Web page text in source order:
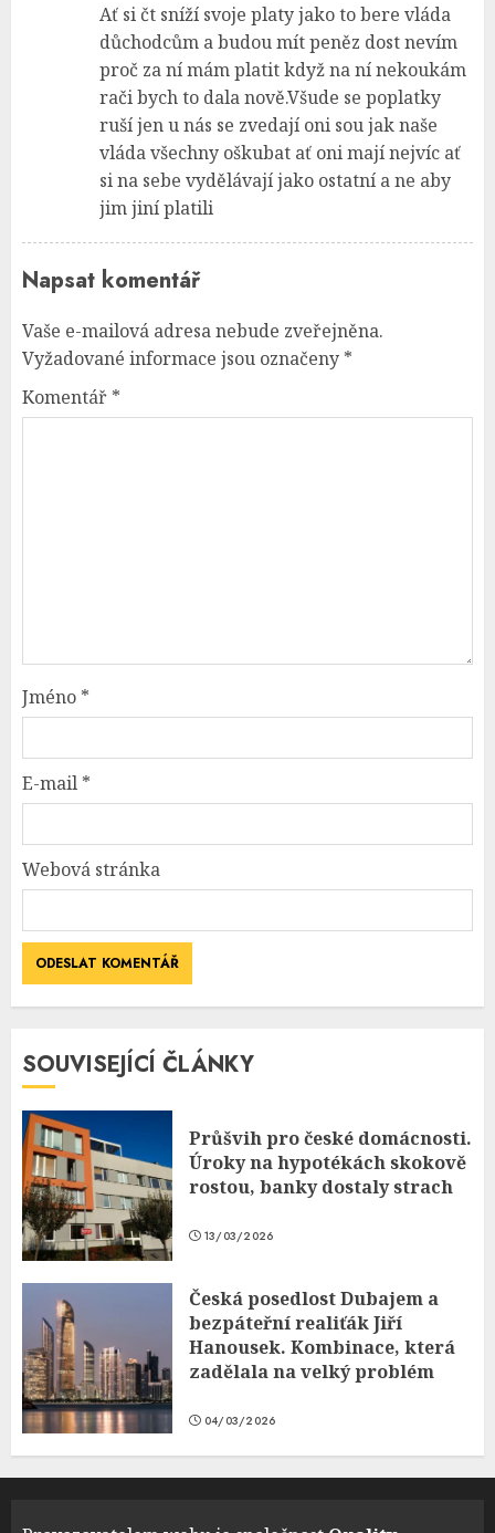
Ať si čt sníží svoje platy jako to bere vláda
důchodcům a budou mít peněz dost nevím
proč za ní mám platit když na ní nekoukám
rači bych to dala nově.Všude se poplatky
ruší jen u nás se zvedají oni sou jak naše
vláda všechny oškubat ať oni mají nejvíc ať
si na sebe vydělávají jako ostatní a ne aby
jim jiní platili
Napsat komentář
Vaše e-mailová adresa nebude zveřejněna.
Vyžadované informace jsou označeny *
Komentář *
Jméno *
E-mail *
Webová stránka
SOUVISEJÍCÍ ČLÁNKY
Průšvih pro české domácnosti.
Úroky na hypotékách skokově
rostou, banky dostaly strach
13/03/2026
Česká posedlost Dubajem a
bezpáteřní realiťák Jiří
Hanousek. Kombinace, která
zadělala na velký problém
04/03/2026